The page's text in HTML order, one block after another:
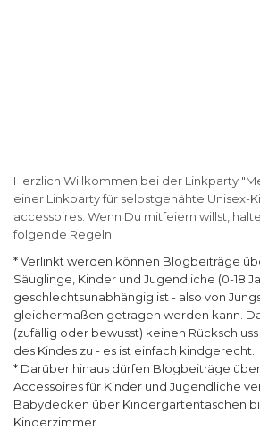
Herzlich Willkommen bei der Linkparty
einer Linkparty für selbstgenähte Unisex-
accessoires. Wenn Du mitfeiern willst,
folgende Regeln:
* Verlinkt werden können Blogbeiträge
Säuglinge, Kinder und Jugendliche (0-18
geschlechtsunabhängig ist - also von
gleichermaßen getragen werden kann.
(zufällig oder bewusst) keinen
des Kindes zu - es ist einfach kindgerecht.
* Darüber hinaus dürfen Blogbeiträge
Accessoires für Kinder und Jugendliche
Babydecken über Kindergartentaschen
Kinderzimmer.